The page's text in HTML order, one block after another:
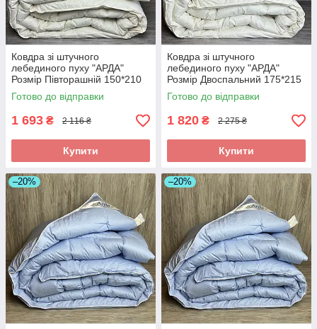
Ковдра зі штучного
лебединого пуху "АРДА"
Розмір Півторашній 150*210
см. Зимова тепла ковдра
Готово до відправки
1 693 ₴ 2 116 ₴
Купити
Ковдра зі штучного
лебединого пуху "АРДА"
Розмір Двоспальний 175*215
см. Зимова тепла ковдра
Готово до відправки
1 820 ₴ 2 275 ₴
Купити
–20% –20%